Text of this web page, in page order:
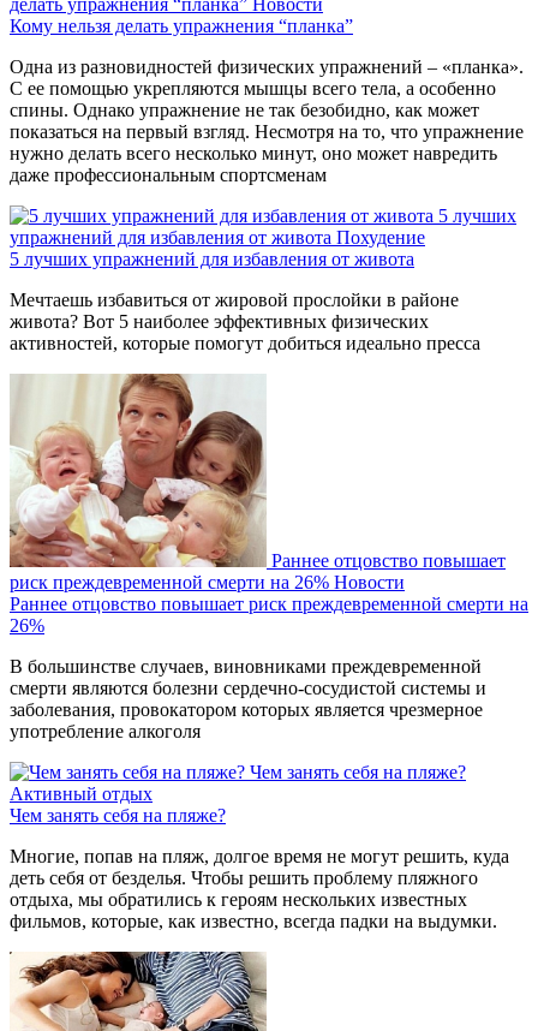
делать упражнения “планка” Новости
Кому нельзя делать упражнения “планка”
Одна из разновидностей физических упражнений – «планка».
С ее помощью укрепляются мышцы всего тела, а особенно
спины. Однако упражнение не так безобидно, как может
показаться на первый взгляд. Несмотря на то, что упражнение
нужно делать всего несколько минут, оно может навредить
даже профессиональным спортсменам
5 лучших
упражнений для избавления от живота Похудение
5 лучших упражнений для избавления от живота
Мечтаешь избавиться от жировой прослойки в районе
живота? Вот 5 наиболее эффективных физических
активностей, которые помогут добиться идеально пресса
Раннее отцовство повышает
риск преждевременной смерти на 26% Новости
Раннее отцовство повышает риск преждевременной смерти на
26%
В большинстве случаев, виновниками преждевременной
смерти являются болезни сердечно-сосудистой системы и
заболевания, провокатором которых является чрезмерное
употребление алкоголя
Чем занять себя на пляже?
Активный отдых
Чем занять себя на пляже?
Многие, попав на пляж, долгое время не могут решить, куда
деть себя от безделья. Чтобы решить проблему пляжного
отдыха, мы обратились к героям нескольких известных
фильмов, которые, как известно, всегда падки на выдумки.